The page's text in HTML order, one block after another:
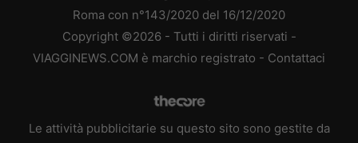
Roma con n°143/2020 del 16/12/2020
Copyright ©2026 - Tutti i diritti riservati -
VIAGGINEWS.COM è marchio registrato - Contattaci
Le attività pubblicitarie su questo sito sono gestite da